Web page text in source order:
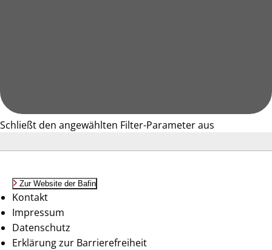
Schließt den angewählten Filter-Parameter aus
Zur Website der Bafin
Kontakt
Impressum
Datenschutz
Erklärung zur Barrierefreiheit